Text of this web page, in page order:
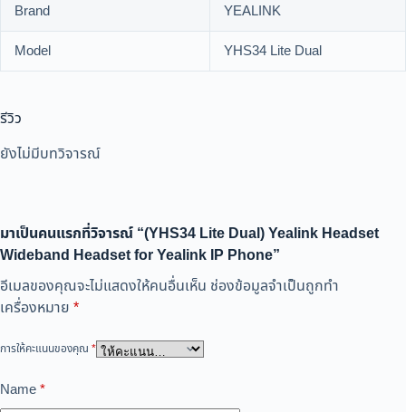
Brand
YEALINK
Model
YHS34 Lite Dual
รีวิว
ยังไม่มีบทวิจารณ์
มาเป็นคนแรกที่วิจารณ์ “(YHS34 Lite Dual) Yealink Headset
Wideband Headset for Yealink IP Phone”
อีเมลของคุณจะไม่แสดงให้คนอื่นเห็น ช่องข้อมูลจำเป็นถูกทำ
เครื่องหมาย *
การให้คะแนนของคุณ *
Name*